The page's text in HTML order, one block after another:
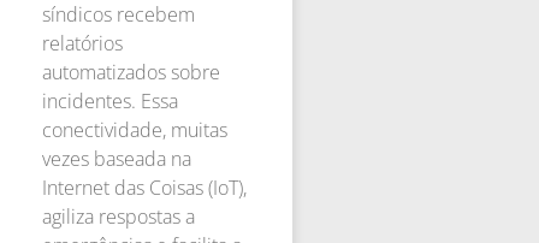
síndicos recebem
relatórios
automatizados sobre
incidentes. Essa
conectividade, muitas
vezes baseada na
Internet das Coisas (IoT),
agiliza respostas a